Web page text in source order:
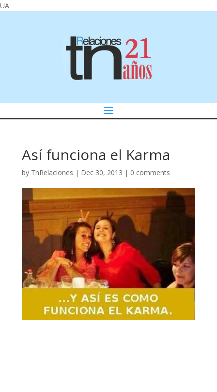
UA
Así funciona el Karma
by TnRelaciones | Dec 30, 2013 | 0 comments